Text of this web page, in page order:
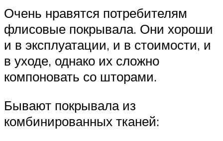
Очень нравятся потребителям
флисовые покрывала. Они хороши
и в эксплуатации, и в стоимости, и
в уходе, однако их сложно
компоновать со шторами.
Бывают покрывала из
комбинированных тканей: